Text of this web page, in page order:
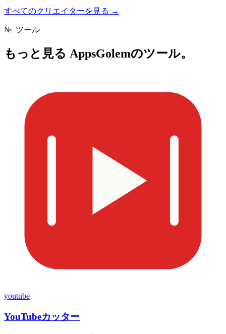
すべてのクリエイターを見る →
№ ツール
もっと見る AppsGolemのツール。
youtube
YouTubeカッター